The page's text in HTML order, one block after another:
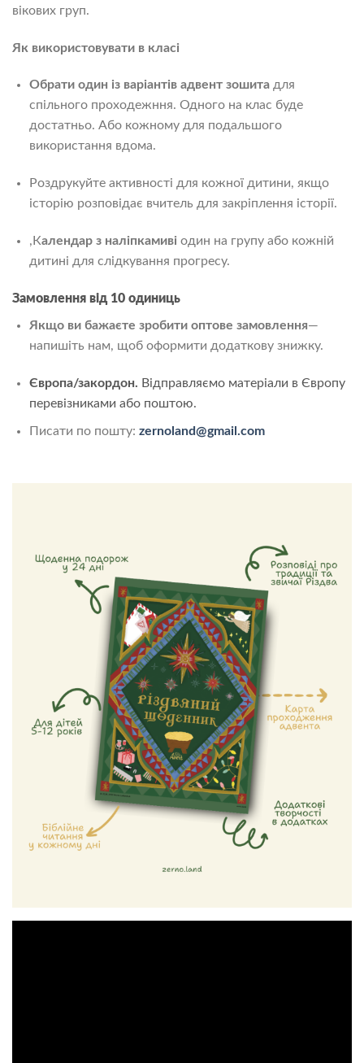
вікових груп.
Як використовувати в класі
Обрати один із варіантів адвент зошита для
спільного проходежння. Одного на клас буде
достатньо. Або кожному для подальшого
використання вдома.
Роздрукуйте активності для кожної дитини, якщо
історію розповідає вчитель для закріплення історії.
,Календар з наліпкамиві один на групу або кожній
дитині для слідкування прогресу.
Замовлення від 10 одиниць
Якщо ви бажаєте зробити оптове замовлення—
напишіть нам, щоб оформити додаткову знижку.
Європа/закордон. Відправляємо матеріали в Європу
перевізниками або поштою.
Писати по пошту: zernoland@gmail.com